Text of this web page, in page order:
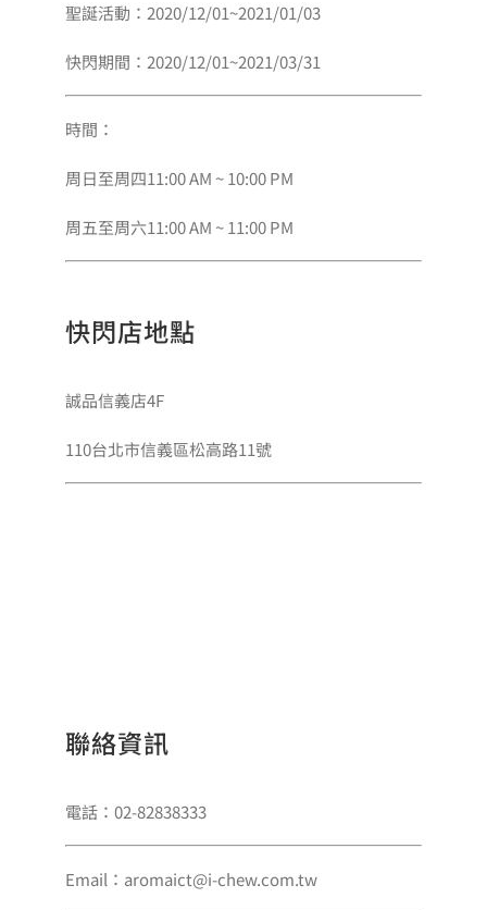
聖誕活動：2020/12/01~2021/01/03
快閃期間：2020/12/01~2021/03/31
時間：
周日至周四11:00 AM ~ 10:00 PM
周五至周六11:00 AM ~ 11:00 PM
快閃店地點
誠品信義店4F
110台北市信義區松高路11號
聯絡資訊
電話：02-82838333
Email：aromaict@i-chew.com.tw